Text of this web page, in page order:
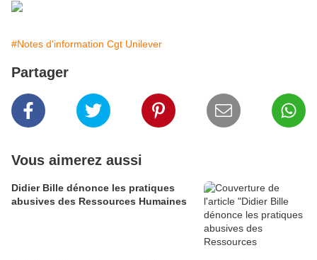
#Notes d'information Cgt Unilever
Partager
Vous aimerez aussi
Didier Bille dénonce les pratiques
abusives des Ressources Humaines